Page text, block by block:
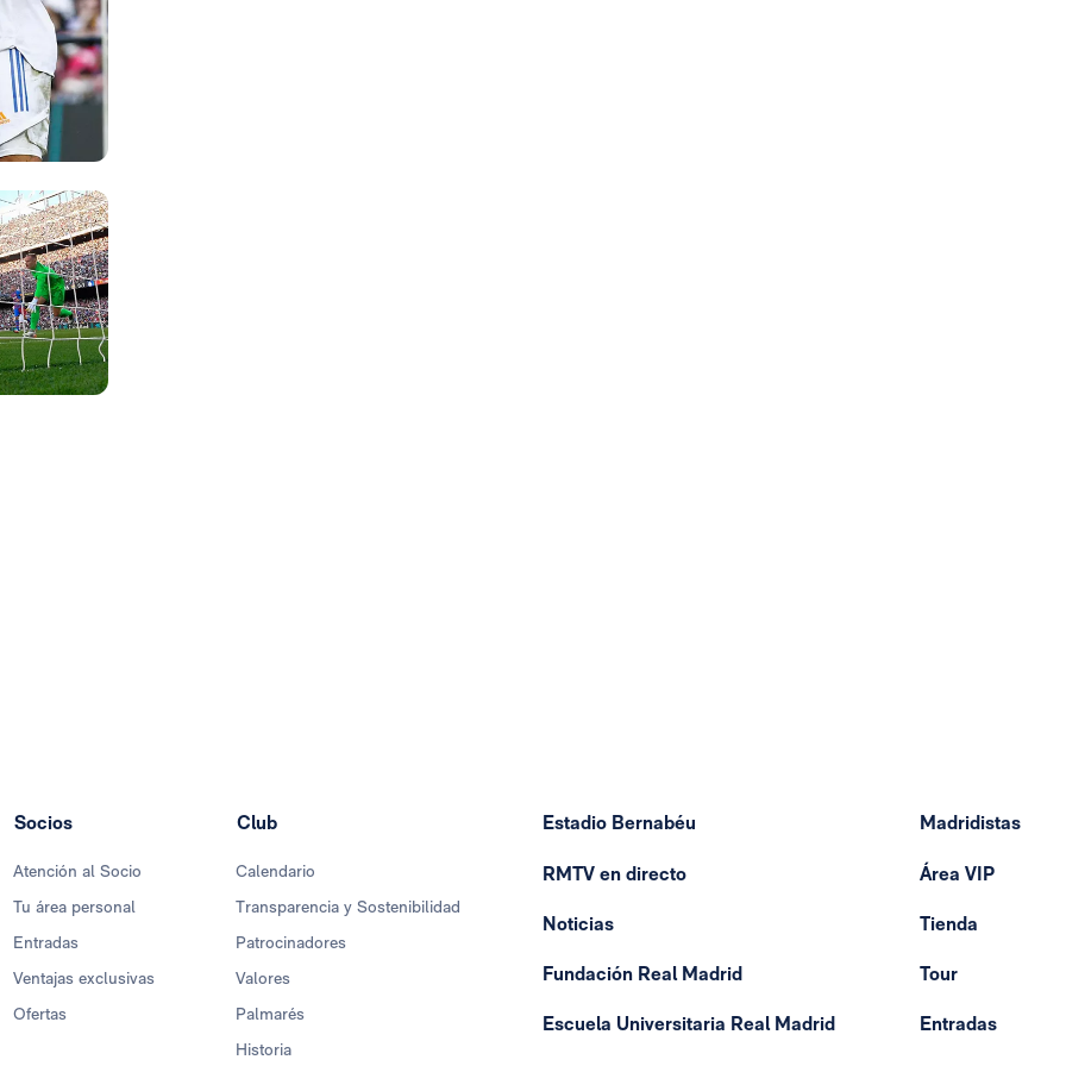
Socios
Atención al Socio
Tu área personal
Entradas
Ventajas exclusivas
Ofertas
Club
Calendario
Transparencia y Sostenibilidad
Patrocinadores
Valores
Palmarés
Historia
Estadio Bernabéu
RMTV en directo
Noticias
Fundación Real Madrid
Escuela Universitaria Real Madrid
Madridistas
Área VIP
Tienda
Tour
Entradas